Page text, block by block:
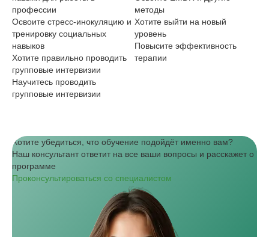
профессии
Освоите стресс-инокуляцию и
тренировку социальных
навыков
Хотите правильно проводить
групповые интервизии
Научитесь проводить
групповые интервизии
методы
Хотите выйти на новый
уровень
Повысите эффективность
терапии
Хотите убедиться, что обучение подойдёт именно вам?
Наш консультант ответит на все ваши вопросы и расскажет о
программе
Проконсультироваться со специалистом